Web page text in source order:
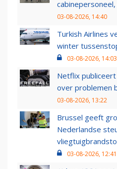
03-08-2026, 14:40
Turkish Airlines
winter
03-08-2026, 14:03
Netflix
over problemen
03-08-2026, 13:22
Brussel geeft
Nederlandse
03-08-2026, 12:41